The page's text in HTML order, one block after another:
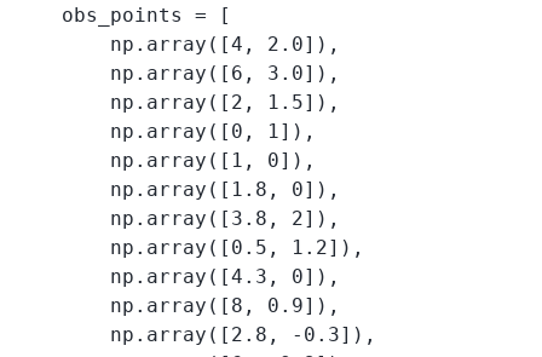
    obs_points = [
        np.array([4, 2.0]),
        np.array([6, 3.0]),
        np.array([2, 1.5]),
        np.array([0, 1]),
        np.array([1, 0]),
        np.array([1.8, 0]),
        np.array([3.8, 2]),
        np.array([0.5, 1.2]),
        np.array([4.3, 0]),
        np.array([8, 0.9]),
        np.array([2.8, -0.3]),